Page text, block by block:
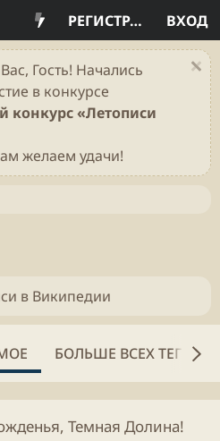
ВХОД
РЕГИСТРАЦИЯ
Гость! Начались
в конкурсе
конкурс «Летописи
желаем удачи!
в Википедии
БОЛЬШЕ ВСЕХ ТЕГОВ
Темная Долина!